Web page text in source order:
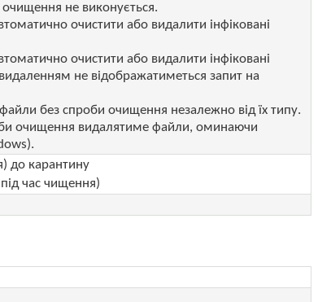
не виконується.
очистити або видалити інфіковані
очистити або видалити інфіковані
не відображатиметься запит на
без спроби очищення незалежно від їх типу.
очищення видалятиме файли, оминаючи
до карантину
час чищення)